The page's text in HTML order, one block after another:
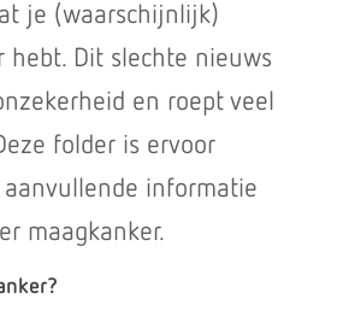
je (waarschijnlijk)
hebt. Dit slechte nieuws
en roept veel
folder is ervoor
aanvullende informatie
maagkanker.